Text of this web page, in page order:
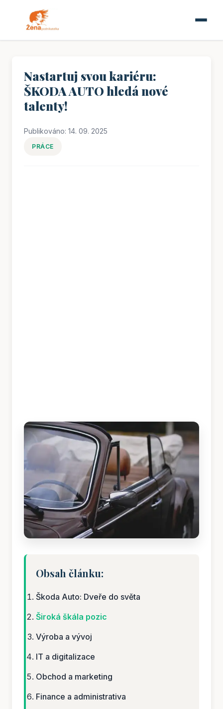
Nastartuj svou kariéru:
ŠKODA AUTO hledá nové
talenty!
Publikováno: 14. 09. 2025
PRÁCE
Obsah článku:
Škoda Auto: Dveře do světa
Široká škála pozic
Výroba a vývoj
IT a digitalizace
Obchod a marketing
Finance a administrativa